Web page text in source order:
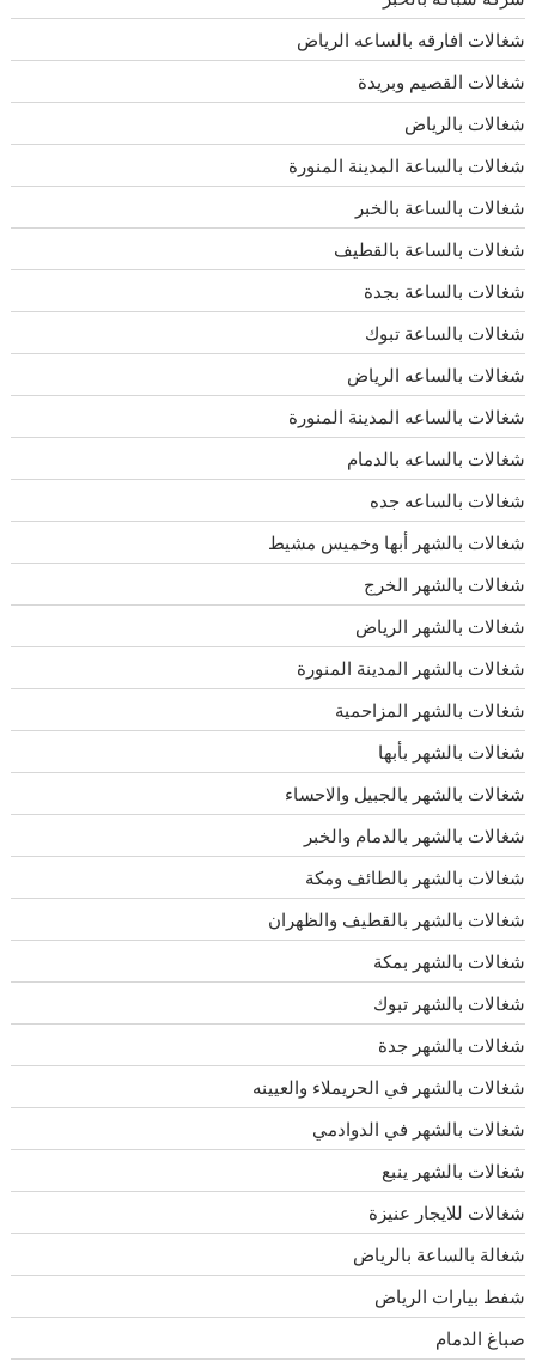
شغالات افارقه بالساعه الرياض
شغالات القصيم وبريدة
شغالات بالرياض
شغالات بالساعة المدينة المنورة
شغالات بالساعة بالخبر
شغالات بالساعة بالقطيف
شغالات بالساعة بجدة
شغالات بالساعة تبوك
شغالات بالساعه الرياض
شغالات بالساعه المدينة المنورة
شغالات بالساعه بالدمام
شغالات بالساعه جده
شغالات بالشهر أبها وخميس مشيط
شغالات بالشهر الخرج
شغالات بالشهر الرياض
شغالات بالشهر المدينة المنورة
شغالات بالشهر المزاحمية
شغالات بالشهر بأبها
شغالات بالشهر بالجبيل والاحساء
شغالات بالشهر بالدمام والخبر
شغالات بالشهر بالطائف ومكة
شغالات بالشهر بالقطيف والظهران
شغالات بالشهر بمكة
شغالات بالشهر تبوك
شغالات بالشهر جدة
شغالات بالشهر في الحريملاء والعيينه
شغالات بالشهر في الدوادمي
شغالات بالشهر ينبع
شغالات للايجار عنيزة
شغالة بالساعة بالرياض
شفط بيارات الرياض
صباغ الدمام